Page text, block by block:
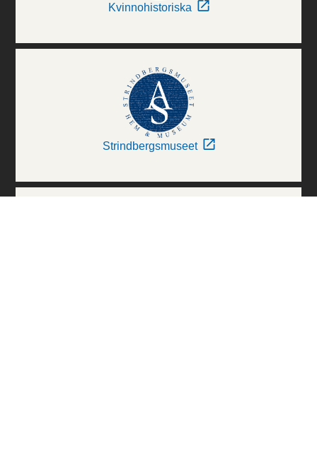
Kvinnohistoriska
Strindbergsmuseet